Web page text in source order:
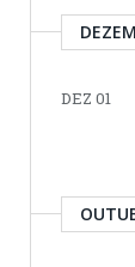
DEZ 01